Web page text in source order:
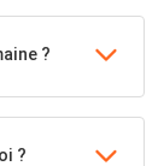
?
?